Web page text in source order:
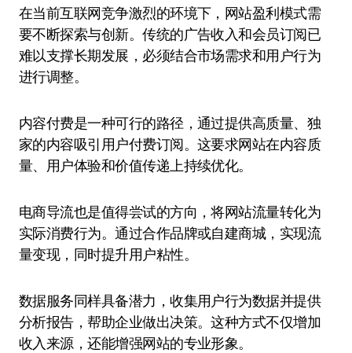
在当前互联网竞争激烈的环境下，网站盈利模式需
要不断探索与创新。传统的广告收入和会员订阅已
难以支撑长期发展，必须结合市场需求和用户行为
进行调整。
内容付费是一种可行的路径，通过提供高质量、独
家的内容吸引用户付费订阅。这要求网站在内容质
量、用户体验和价值传递上持续优化。
电商导流也是值得尝试的方向，将网站流量转化为
实际消费行为。通过合作品牌或自建商城，实现流
量变现，同时提升用户粘性。
数据服务同样具备潜力，收集用户行为数据并提供
分析报告，帮助企业做出决策。这种方式不仅增加
收入来源，还能增强网站的专业形象。